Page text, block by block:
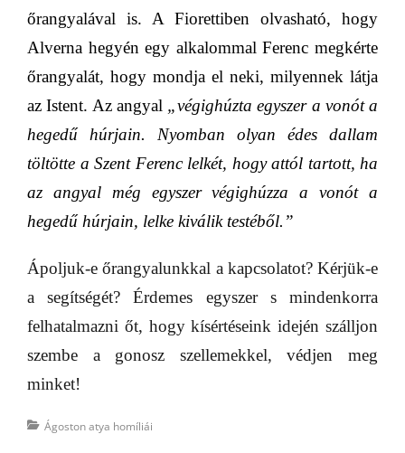
őrangyalával is. A Fiorettiben olvasható, hogy
Alverna hegyén egy alkalommal Ferenc megkérte
őrangyalát, hogy mondja el neki, milyennek látja
az Istent. Az angyal „végighúzta egyszer a vonót a
hegedű húrjain. Nyomban olyan édes dallam
töltötte a Szent Ferenc lelkét, hogy attól tartott, ha
az angyal még egyszer végighúzza a vonót a
hegedű húrjain, lelke kiválik testéből.”
Ápoljuk-e őrangyalunkkal a kapcsolatot? Kérjük-e
a segítségét? Érdemes egyszer s mindenkorra
felhatalmazni őt, hogy kísértéseink idején szálljon
szembe a gonosz szellemekkel, védjen meg
minket!
Categories
Ágoston atya homíliái